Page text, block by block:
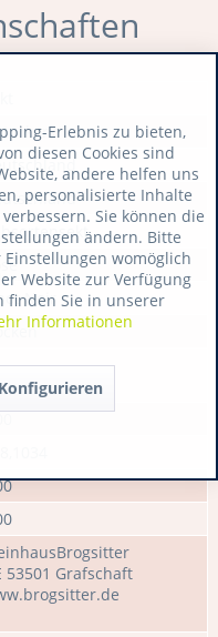
Noir
53501 Grafschaft
Erlebnis zu bieten,
diesen Cookies sind
andere helfen uns
personalisierte Inhalte
Sie können die
ändern. Bitte
Einstellungen womöglich
Website zur Verfügung
finden Sie in unserer
Informationen
Konfigurieren